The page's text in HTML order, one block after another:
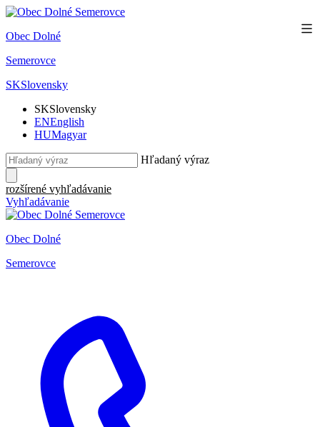
Obec Dolné
Semerovce
SKSlovensky
SKSlovensky
ENEnglish
HUMagyar
Hľadaný výraz
rozšírené vyhľadávanie
Vyhľadávanie
Obec Dolné
Semerovce